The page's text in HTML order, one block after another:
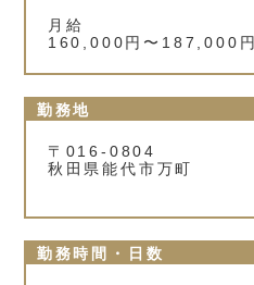
月給
160,000円〜187,000円
勤務地
〒016-0804
秋田県能代市万町
勤務時間・日数